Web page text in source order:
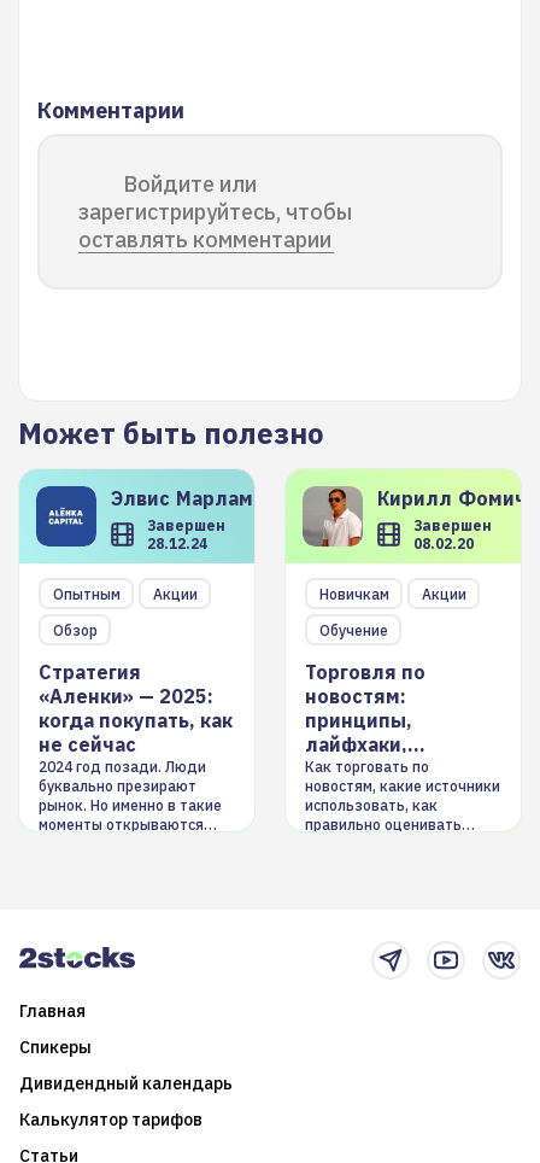
Комментарии
Войдите или
зарегистрируйтесь, чтобы
оставлять комментарии
Может быть полезно
Элвис Марламов
Завершен
28.12.24
Опытным
Акции
Обзор
Стратегия
«Аленки» — 2025:
когда покупать, как
не сейчас
2024 год позади. Люди
буквально презирают
рынок. Но именно в такие
моменты открываются
Кирилл
Завершен
08.02.20
Новичкам
Акции
Обучение
Торговля по
новостям:
принципы,
лайфхаки,
инструменты
Как торговать по
новостям, какие источники
использовать, как
правильно оценивать
Главная
Спикеры
Дивидендный календарь
Калькулятор тарифов
Статьи